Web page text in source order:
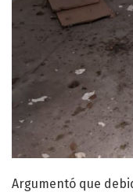
Argumentó que